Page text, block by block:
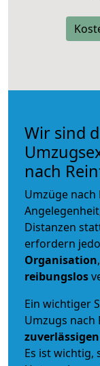
Wir sind
nach
Umzüge
Distanzen
erfordern
Organisation
reibungslos
Ein wichtiger
Umzugs nach
zuverlässigen
Es ist wichtig,